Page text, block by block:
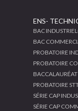
ENS-
BAC
BAC
PROBATOIRE
PROBATOIRE
BACCALAURÉAT
PROBATOIRE
SÉRIE CAP
SÉRIE CAP